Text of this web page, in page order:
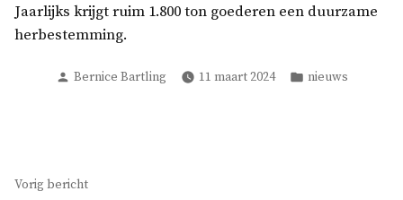
Jaarlijks krijgt ruim 1.800 ton goederen een duurzame
herbestemming.
Geplaatst
Bernice Bartling 11 maart 2024
Geplaatst
nieuws
Bericht
Vorig berichtVorig